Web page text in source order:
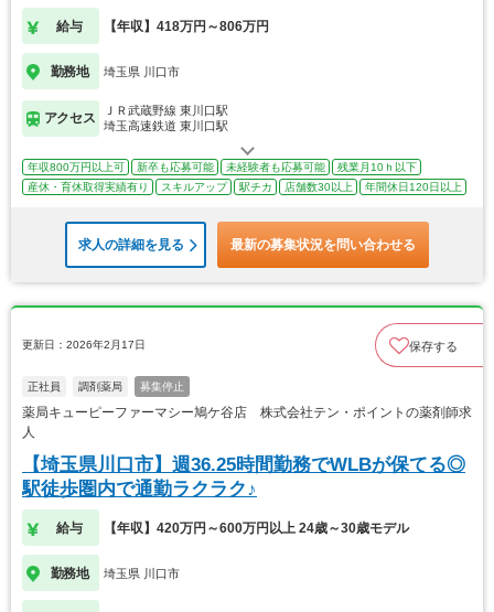
す。
給与 【年収】418万円～806万円
勤務地 埼玉県 川口市
アクセス
ＪＲ武蔵野線 東川口駅
埼玉高速鉄道 東川口駅
年収800万円以上可 新卒も応募可能 未経験者も応募可能
残業月10ｈ以下
産休・育休取得実績有り
スキルアップ 駅チカ 店舗数30以上 年間休日120日以上
求人の詳細を見る 最新の募集状況を問い合わせる
更新日：2026年2月17日 保存する
正社員 調剤薬局 募集停止
薬局キューピーファーマシー鳩ケ谷店 株式会社テン・ポイントの薬剤師求
人
【埼玉県川口市】週36.25時間勤務でWLBが保てる◎
駅徒歩圏内で通勤ラクラク♪
給与 【年収】420万円～600万円以上 24歳～30歳モデル
勤務地 埼玉県 川口市